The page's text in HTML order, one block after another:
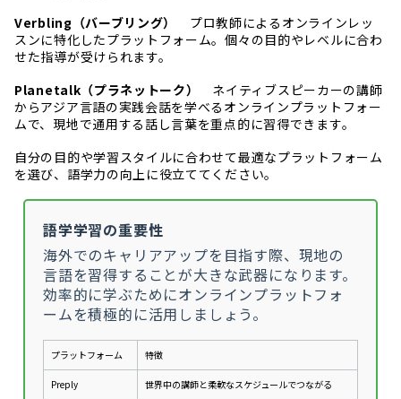
Verbling（バーブリング）
プロ教師によるオンラインレッ
スンに特化したプラットフォーム。個々の目的やレベルに合わ
せた指導が受けられます。
Planetalk（プラネットーク）
ネイティブスピーカーの講師
からアジア言語の実践会話を学べるオンラインプラットフォー
ムで、現地で通用する話し言葉を重点的に習得できます。
自分の目的や学習スタイルに合わせて最適なプラットフォーム
を選び、語学力の向上に役立ててください。
語学学習の重要性
海外でのキャリアアップを目指す際、現地の
言語を習得することが大きな武器になります。
効率的に学ぶためにオンラインプラットフォ
ームを積極的に活用しましょう。
プラットフォーム 特徴
Preply 世界中の講師と柔軟なスケジュールでつながる